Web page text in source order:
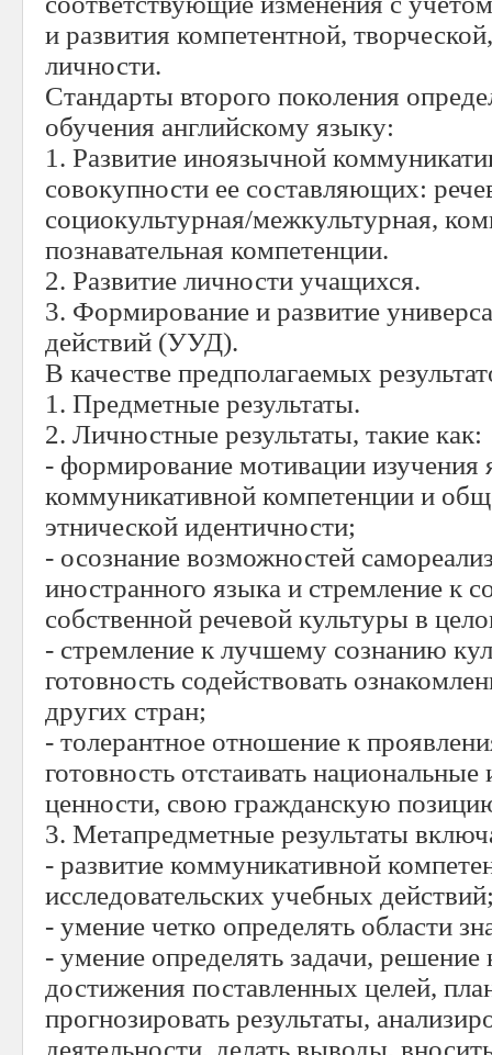
и развития компетентной,
личности.
Стандарты второго поколения
обучения английскому языку:
1. Развитие иноязычной
совокупности ее составляющих:
социокультурная/межкультурная,
познавательная компетенции.
2. Развитие личности учащихся.
3. Формирование и развитие
действий (УУД).
В качестве предполагаемых
1. Предметные результаты.
2. Личностные результаты, такие как:
- формирование мотивации
коммуникативной компетенции и
этнической идентичности;
- осознание возможностей
иностранного языка и стремление к
собственной речевой культуры в
- стремление к лучшему сознанию
готовность содействовать
других стран;
- толерантное отношение к
готовность отстаивать
ценности, свою гражданскую
3. Метапредметные результаты
- развитие коммуникативной
исследовательских учебных
- умение четко определять области
- умение определять задачи,
достижения поставленных целей,
прогнозировать результаты,
деятельности, делать выводы,